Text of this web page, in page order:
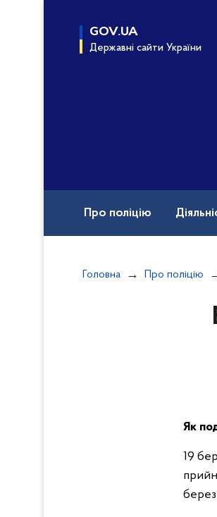
GOV.UA
Державні сайти України
Про поліцію
Головна Про поліцію
Як
19